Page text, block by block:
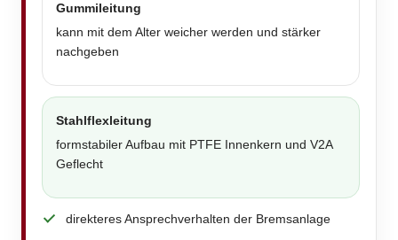
Gummileitung
kann mit dem Alter weicher werden und stärker
nachgeben
Stahlflexleitung
formstabiler Aufbau mit PTFE Innenkern und V2A
Geflecht
direkteres Ansprechverhalten der Bremsanlage